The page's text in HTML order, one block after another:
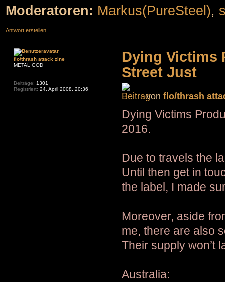
Moderatoren: Markus(PureSteel),
Antwort erstellen
Dying Victims
Street Just
vonflo/thrash
Dying Victims
2016.
Due to travels the
Until then get in
the label, I made
Moreover, aside
me, there are also
Their supply won’t
Australia:
flo/thrash attack zine
METAL GOD
Beiträge: 1301
Registriert: 24. April 2008, 20:36